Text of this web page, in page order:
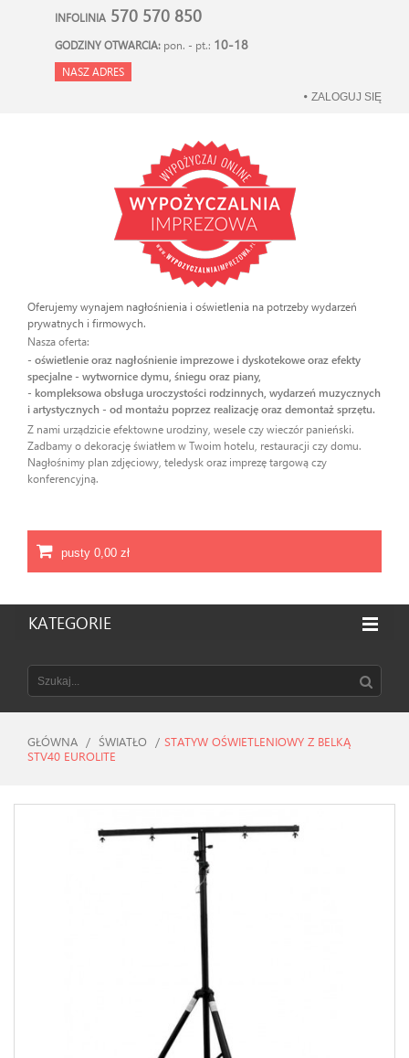
INFOLINIA 570 570 850
GODZINY OTWARCIA: pon. - pt.: 10-18
NASZ ADRES
ZALOGUJ SIĘ
Oferujemy wynajem nagłośnienia i oświetlenia na potrzeby wydarzeń
prywatnych i firmowych.
Nasza oferta:
- oświetlenie oraz nagłośnienie imprezowe i dyskotekowe oraz efekty
specjalne - wytwornice dymu, śniegu oraz piany,
- kompleksowa obsługa uroczystości rodzinnych, wydarzeń muzycznych
i artystycznych - od montażu poprzez realizację oraz demontaż sprzętu.
Z nami urządzicie efektowne urodziny, wesele czy wieczór panieński.
Zadbamy o dekorację światłem w Twoim hotelu, restauracji czy domu.
Nagłośnimy plan zdjęciowy, teledysk oraz imprezę targową czy
konferencyjną.
pusty 0,00 zł
KATEGORIE
GŁÓWNA / ŚWIATŁO / STATYW OŚWIETLENIOWY Z BELKĄ
STV40 EUROLITE